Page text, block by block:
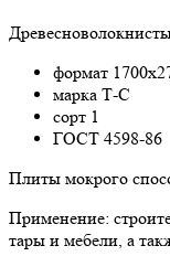
формат
марка Т-С
сорт 1
ГОСТ 4598-86
Плиты мокрого
Применение:
тары и мебели, а